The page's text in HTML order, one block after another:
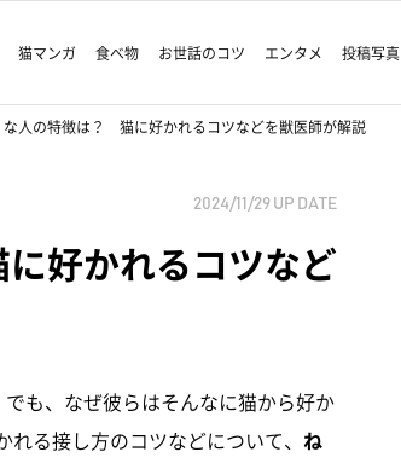
猫マンガ 食べ物 お世話のコツ エンタメ 投稿写真
な人の特徴は？ 猫に好かれるコツなどを獣医師が解説
2024/11/29 UP DATE
好かれるコツなど
も、なぜ彼らはそんなに猫から好か
る接し方のコツなどについて、 ね